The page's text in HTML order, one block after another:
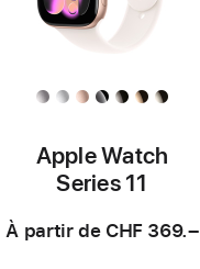
Apple Watch
Series 11
À partir de CHF 369.–